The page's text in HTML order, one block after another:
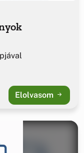
Elolvasom